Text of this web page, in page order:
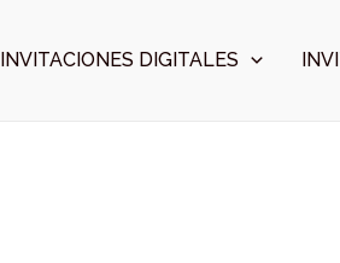
INVITACIONES DIGITALES